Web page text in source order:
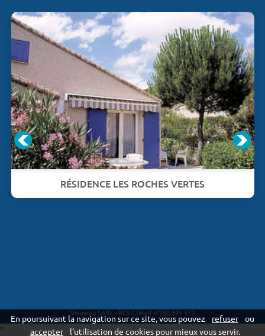
RÉSIDENCE LES ROCHES VERTES
Vivaweb SARL - RCS Créteil n°790 591 572
En poursuivant la navigation sur ce site, vous pouvez refuser
ou
accepter
l'utilisation de cookies pour mieux vous servir.
"